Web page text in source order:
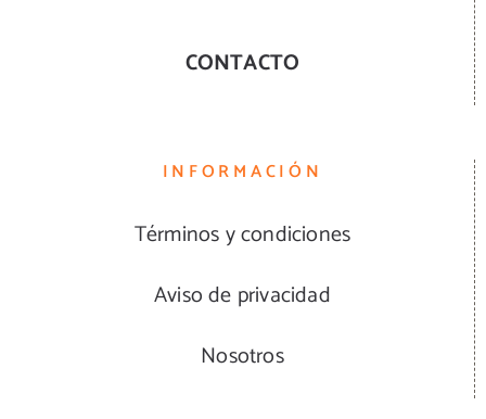
CONTACTO
INFORMACIÓN
Términos y condiciones
Aviso de privacidad
Nosotros